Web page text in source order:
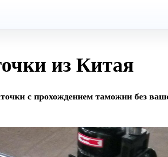
из Китая
с прохождением таможни без